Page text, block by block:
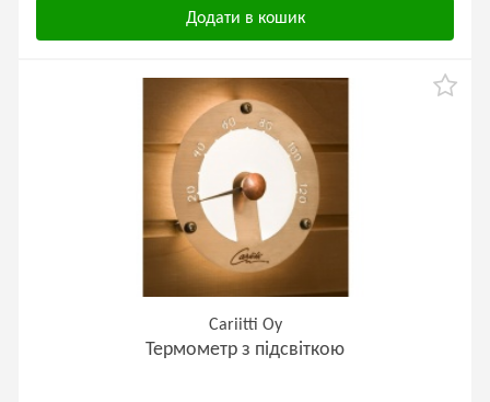
Додати в кошик
Cariitti Oy
Термометр з підсвіткою